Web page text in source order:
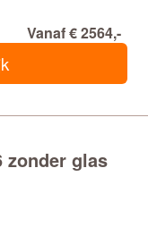
Vanaf € 2564,-
zonder glas